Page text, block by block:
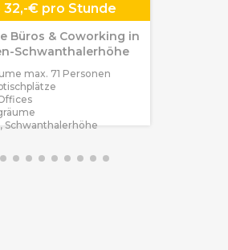
32,-€ pro Stunde
Büros & Coworking in
Schwanthalerhöhe
max. 71 Personen
Schwanthalerhöhe